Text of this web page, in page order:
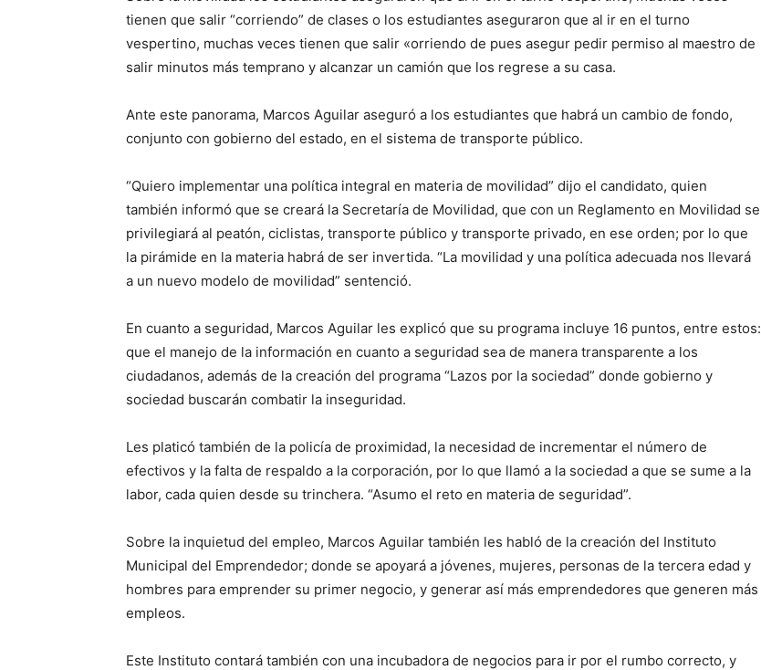
tienen que salir “corriendo” de clases o los estudiantes aseguraron que al ir en el turno
vespertino, muchas veces tienen que salir «orriendo de pues asegur pedir permiso al maestro de
salir minutos más temprano y alcanzar un camión que los regrese a su casa.
Ante este panorama, Marcos Aguilar aseguró a los estudiantes que habrá un cambio de fondo,
conjunto con gobierno del estado, en el sistema de transporte público.
“Quiero implementar una política integral en materia de movilidad” dijo el candidato, quien
también informó que se creará la Secretaría de Movilidad, que con un Reglamento en Movilidad se
privilegiará al peatón, ciclistas, transporte público y transporte privado, en ese orden; por lo que
la pirámide en la materia habrá de ser invertida. “La movilidad y una política adecuada nos llevará
a un nuevo modelo de movilidad” sentenció.
En cuanto a seguridad, Marcos Aguilar les explicó que su programa incluye 16 puntos, entre estos:
que el manejo de la información en cuanto a seguridad sea de manera transparente a los
ciudadanos, además de la creación del programa “Lazos por la sociedad” donde gobierno y
sociedad buscarán combatir la inseguridad.
Les platicó también de la policía de proximidad, la necesidad de incrementar el número de
efectivos y la falta de respaldo a la corporación, por lo que llamó a la sociedad a que se sume a la
labor, cada quien desde su trinchera. “Asumo el reto en materia de seguridad”.
Sobre la inquietud del empleo, Marcos Aguilar también les habló de la creación del Instituto
Municipal del Emprendedor; donde se apoyará a jóvenes, mujeres, personas de la tercera edad y
hombres para emprender su primer negocio, y generar así más emprendedores que generen más
empleos.
Este Instituto contará también con una incubadora de negocios para ir por el rumbo correcto, y